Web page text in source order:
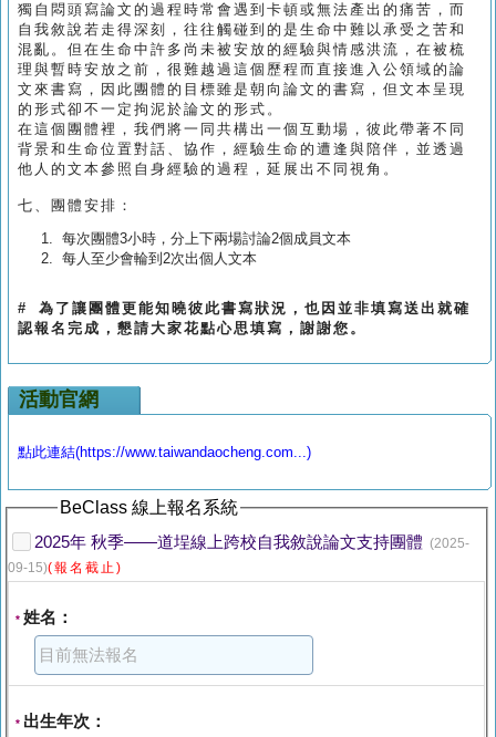
獨自悶頭寫論文的過程時常會遇到卡頓或無法產出的痛苦，而
自我敘說若走得深刻，往往觸碰到的是生命中難以承受之苦和
混亂。但在生命中許多尚未被安放的經驗與情感洪流，在被梳
理與暫時安放之前，很難越過這個歷程而直接進入公領域的論
文來書寫，因此團體的目標雖是朝向論文的書寫，但文本呈現
的形式卻不一定拘泥於論文的形式。
在這個團體裡，我們將一同共構出一個互動場，彼此帶著不同
背景和生命位置對話、協作，經驗生命的遭逢與陪伴，並透過
他人的文本參照自身經驗的過程，延展出不同視角。
七、團體安排：
每次團體3小時，分上下兩場討論2個成員文本
每人至少會輪到2次出個人文本
# 為了讓團體更能知曉彼此書寫狀況，也因並非填寫送出就確
認報名完成，懇請大家花點心思填寫，謝謝您。
活動官網
點此連結(https://www.taiwandaocheng.com...)
BeClass 線上報名系統
2025年 秋季——道埕線上跨校自我敘說論文支持團體 (2025-
09-15)(報名截止)
* 姓名：
* 出生年次：